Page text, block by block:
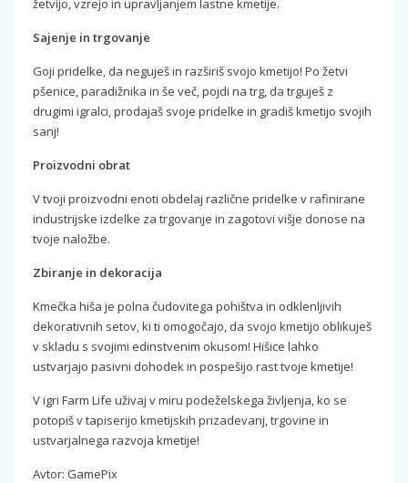
žetvijo, vzrejo in upravljanjem lastne kmetije.
Sajenje in trgovanje
Goji pridelke, da neguješ in razširiš svojo kmetijo! Po žetvi
pšenice, paradižnika in še več, pojdi na trg, da trguješ z
drugimi igralci, prodajaš svoje pridelke in gradiš kmetijo svojih
sanj!
Proizvodni obrat
V tvoji proizvodni enoti obdelaj različne pridelke v rafinirane
industrijske izdelke za trgovanje in zagotovi višje donose na
tvoje naložbe.
Zbiranje in dekoracija
Kmečka hiša je polna čudovitega pohištva in odklenljivih
dekorativnih setov, ki ti omogočajo, da svojo kmetijo oblikuješ
v skladu s svojimi edinstvenim okusom! Hišice lahko
ustvarjajo pasivni dohodek in pospešijo rast tvoje kmetije!
V igri Farm Life uživaj v miru podeželskega življenja, ko se
potopiš v tapiserijo kmetijskih prizadevanj, trgovine in
ustvarjalnega razvoja kmetije!
Avtor: GamePix